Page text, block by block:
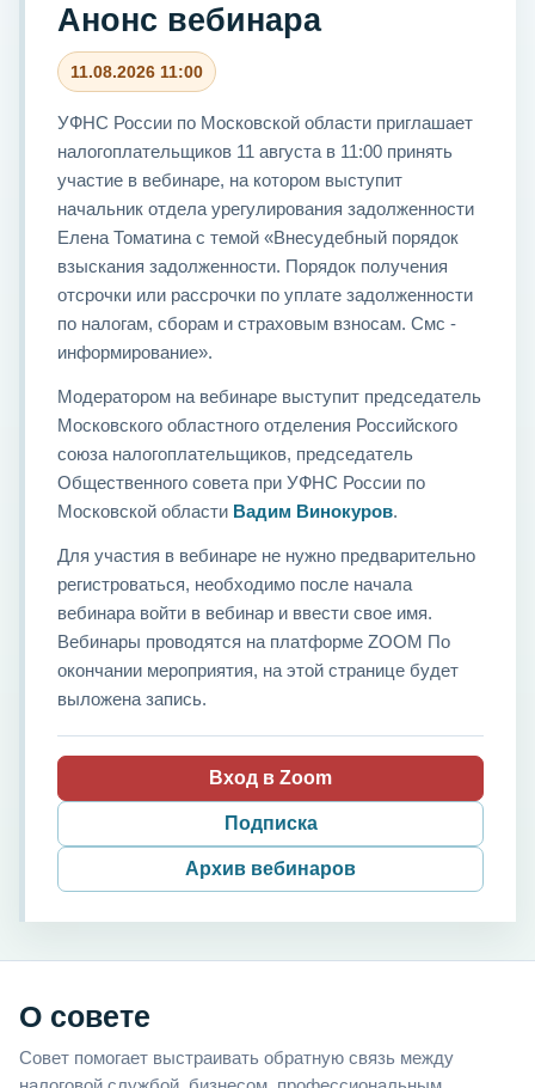
Анонс вебинара
11.08.2026 11:00
УФНС России по Московской области приглашает
налогоплательщиков 11 августа в 11:00 принять
участие в вебинаре, на котором выступит
начальник отдела урегулирования задолженности
Елена Томатина с темой «Внесудебный порядок
взыскания задолженности. Порядок получения
отсрочки или рассрочки по уплате задолженности
по налогам, сборам и страховым взносам. Смс -
информирование».
Модератором на вебинаре выступит председатель
Московского областного отделения Российского
союза налогоплательщиков, председатель
Общественного совета при УФНС России по
Московской области Вадим Винокуров.
Для участия в вебинаре не нужно предварительно
регистроваться, необходимо после начала
вебинара войти в вебинар и ввести свое имя.
Вебинары проводятся на платформе ZOOM По
окончании мероприятия, на этой странице будет
выложена запись.
Вход в Zoom
Подписка
Архив вебинаров
О совете
Совет помогает выстраивать обратную связь между